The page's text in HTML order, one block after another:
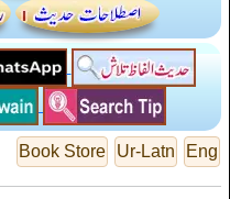
Eng
Ur-Latn
Book Store